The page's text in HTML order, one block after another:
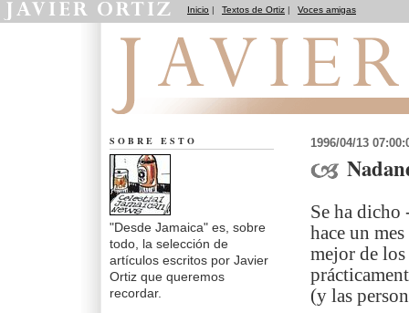
Inicio | Textos de Ortiz | Voces amigas
1996/04/13
Se ha dicho
hace un
mejor de
(y las
SOBRE ESTO
"Desde Jamaica" es, sobre
todo, la selección de
artículos escritos por Javier
Ortiz que queremos
recordar.